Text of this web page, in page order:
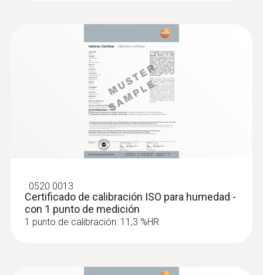
: 0520 0013
Certificado de calibración ISO para humedad -
con 1 punto de medición
1 punto de calibración: 11,3 %HR